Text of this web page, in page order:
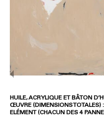
HUILE, ACRYLIQUE ET BÂTON
ŒUVRE (DIMENSIONS TOTALES)
ELÉMENT (CHACUN DES 4